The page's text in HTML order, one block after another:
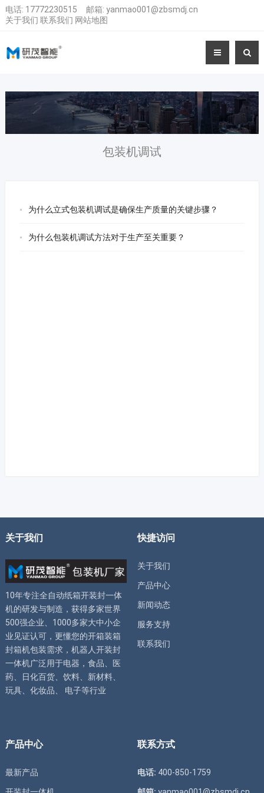
电话: 17772230515 邮箱: yanmao001@zbsmdj.cn
关于我们 联系我们 网站地图
包装机调试
为什么立式包装机调试是确保生产质量的关键步骤？
为什么包装机调试方法对于生产至关重要？
关于我们
10年专注全自动纸箱开装封一体
机的研发与制造，获得多家世界
500强企业、1000多家大中小企
业见证认可，更懂您的开箱装箱
封箱机包装需求， 机器人开装封
一体机广泛用于电器，食品、医
药、日化百货、饮料、新材料、
玩具、化妆品、 电子等行业
快捷访问
关于我们
产品中心
新闻动态
服务支持
联系我们
产品中心
最新产品
联系方式
电话: 400-850-1759